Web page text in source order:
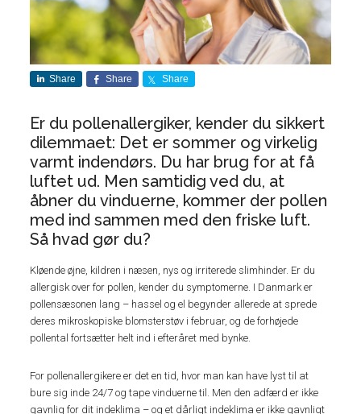
Share Share Share
Er du pollenallergiker, kender du sikkert
dilemmaet: Det er sommer og virkelig
varmt indendørs. Du har brug for at få
luftet ud. Men samtidig ved du, at
åbner du vinduerne, kommer der pollen
med ind sammen med den friske luft.
Så hvad gør du?
Kløende øjne, kildren i næsen, nys og irriterede slimhinder. Er du
allergisk over for pollen, kender du symptomerne. I Danmark er
pollensæsonen lang – hassel og el begynder allerede at sprede
deres mikroskopiske blomsterstøv i februar, og de forhøjede
pollental fortsætter helt ind i efteråret med bynke.
For pollenallergikere er det en tid, hvor man kan have lyst til at
bure sig inde 24/7 og tape vinduerne til. Men den adfærd er ikke
gavnlig for dit indeklima – og et dårligt indeklima er ikke gavnligt